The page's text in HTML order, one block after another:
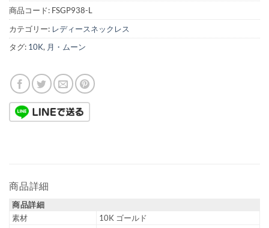
商品コード: FSGP938-L
カテゴリー: レディースネックレス
タグ: 10K, 月・ムーン
商品詳細
商品詳細
素材
10K ゴールド